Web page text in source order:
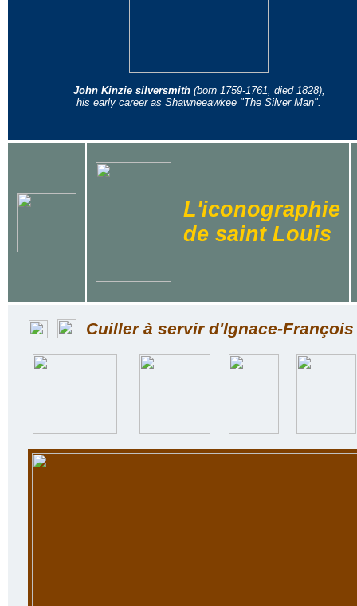
John Kinzie silversmith (born 1759-1761, died 1828),
his early career as Shawneeawkee "The Silver Man".
L'iconographie
de saint Louis
Cuiller à servir d'Ignace-